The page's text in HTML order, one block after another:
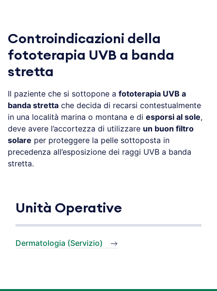
Controindicazioni della
fototerapia UVB a banda
stretta
Il paziente che si sottopone a fototerapia UVB a
banda stretta che decida di recarsi contestualmente
in una località marina o montana e di esporsi al sole,
deve avere l’accortezza di utilizzare un buon filtro
solare per proteggere la pelle sottoposta in
precedenza all’esposizione dei raggi UVB a banda
stretta.
Unità Operative
Dermatologia (Servizio)